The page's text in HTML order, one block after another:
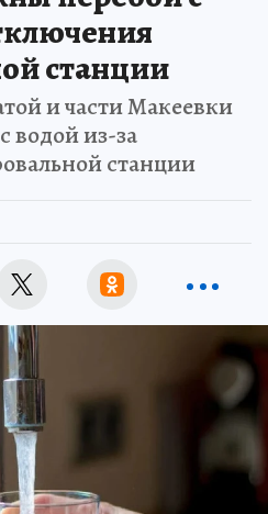
станции
и части Макеевки
водой из-за
станции